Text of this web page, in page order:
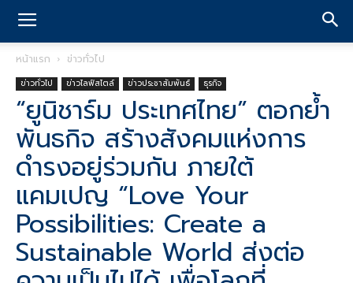
หน้าแรก ข่าวทั่วไป
ข่าวทั่วไป ข่าวไลฟ์สไตล์ ข่าวประชาสัมพันธ์ ธุรกิจ
“ยูนิชาร์ม ประเทศไทย” ตอกย้ำ
พันธกิจ สร้างสังคมแห่งการ
ดำรงอยู่ร่วมกัน ภายใต้
แคมเปญ “Love Your
Possibilities: Create a
Sustainable World ส่งต่อ